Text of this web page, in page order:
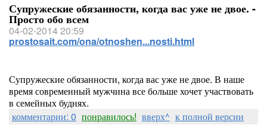
Супружеские обязанности, когда вас уже не двое. -
Просто обо всем
04-02-2014 20:59
prostosait.com/ona/otnoshen...nosti.html
Супружеские обязанности, когда вас уже не двое. В наше
время современный мужчина все больше хочет участвовать
в семейных буднях.
комментарии: 0 понравилось! вверх^ к полной версии